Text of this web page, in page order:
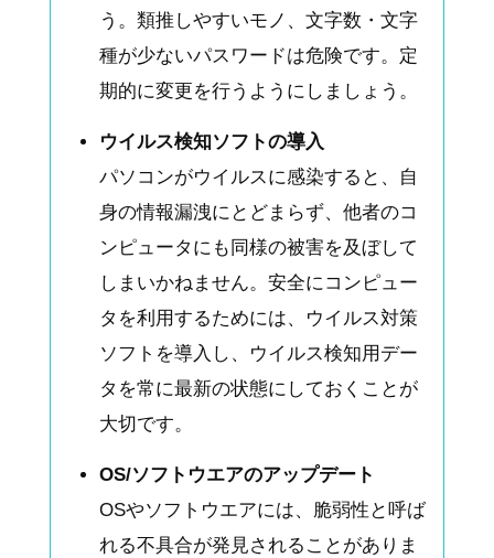
う。類推しやすいモノ、文字数・文字
種が少ないパスワードは危険です。定
期的に変更を行うようにしましょう。
ウイルス検知ソフトの導入
パソコンがウイルスに感染すると、自
身の情報漏洩にとどまらず、他者のコ
ンピュータにも同様の被害を及ぼして
しまいかねません。安全にコンピュー
タを利用するためには、ウイルス対策
ソフトを導入し、ウイルス検知用デー
タを常に最新の状態にしておくことが
大切です。
OS/ソフトウエアのアップデート
OSやソフトウエアには、脆弱性と呼ば
れる不具合が発見されることがありま